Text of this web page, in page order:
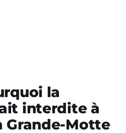
la
interdite à
Grande-Motte